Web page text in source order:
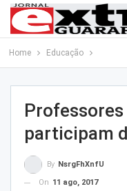
Home Educação
participam
By NsrgFhXnfU
On 11 ago, 2017